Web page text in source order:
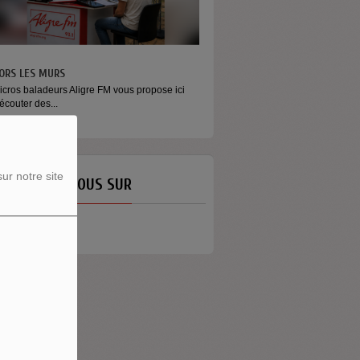
notre site
- LE MOMENT
l’argent autrement Money est